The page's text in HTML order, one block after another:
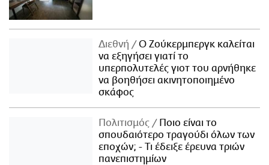
Διεθνή
Ο Ζούκερμπεργκ καλείται
να εξηγήσει γιατί το
υπερπολυτελές γιοτ του αρνήθηκε
να βοηθήσει ακινητοποιημένο
σκάφος
Πολιτισμός
Ποιο είναι το
σπουδαιότερο τραγούδι όλων των
εποχών; - Τι έδειξε έρευνα τριών
πανεπιστημίων